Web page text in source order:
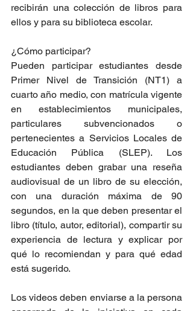
recibirán una colección de libros para
ellos y para su biblioteca escolar.
¿Cómo participar?
Pueden participar estudiantes desde
Primer Nivel de Transición (NT1) a
cuarto año medio, con matrícula vigente
en establecimientos municipales,
particulares subvencionados o
pertenecientes a Servicios Locales de
Educación Pública (SLEP). Los
estudiantes deben grabar una reseña
audiovisual de un libro de su elección,
con una duración máxima de 90
segundos, en la que deben presentar el
libro (título, autor, editorial), compartir su
experiencia de lectura y explicar por
qué lo recomiendan y para qué edad
está sugerido.
Los videos deben enviarse a la persona